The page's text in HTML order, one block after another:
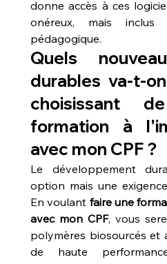
donne accès à ces
onéreux, mais
pédagogique.
Quels
durables va-t-
choisissant
formation à
avec mon CPF ?
Le développement
option mais une
En voulant faire une
avec mon CPF, vous
polymères biosourcés et
de haute